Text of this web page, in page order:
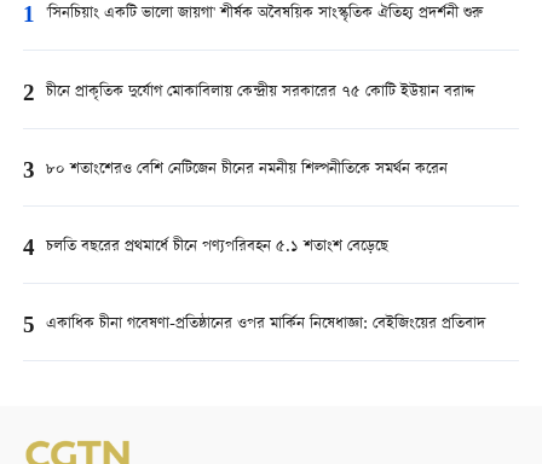
1 'সিনচিয়াং একটি ভালো জায়গা' শীর্ষক অবৈষয়িক সাংস্কৃতিক ঐতিহ্য প্রদর্শনী শুরু
2 চীনে প্রাকৃতিক দুর্যোগ মোকাবিলায় কেন্দ্রীয় সরকারের ৭৫ কোটি ইউয়ান বরাদ্দ
3 ৮০ শতাংশেরও বেশি নেটিজেন চীনের নমনীয় শিল্পনীতিকে সমর্থন করেন
4 চলতি বছরের প্রথমার্ধে চীনে পণ্যপরিবহন ৫.১ শতাংশ বেড়েছে
5 একাধিক চীনা গবেষণা-প্রতিষ্ঠানের ওপর মার্কিন নিষেধাজ্ঞা: বেইজিংয়ের প্রতিবাদ